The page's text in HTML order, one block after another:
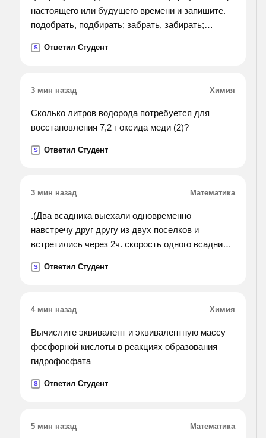
настоящего или будущего времени и запишите.
подобрать, подбирать; забрать, забирать;
отпирать; натереть, натирать. !).
S Ответил Студент
3 мин назад Химия
Сколько литров водорода потребуется для
восстановления 7,2 г оксида меди (2)?
S Ответил Студент
3 мин назад Математика
.(Два всадника выехали одновременно
навстречу друг другу из двух поселков и
встретились через 2ч. скорость одного всадника
между поселками.).
S Ответил Студент
4 мин назад Химия
Вычислите эквивалент и эквивалентную массу
фосфорной кислоты в реакциях образования
гидрофосфата
S Ответил Студент
5 мин назад Математика